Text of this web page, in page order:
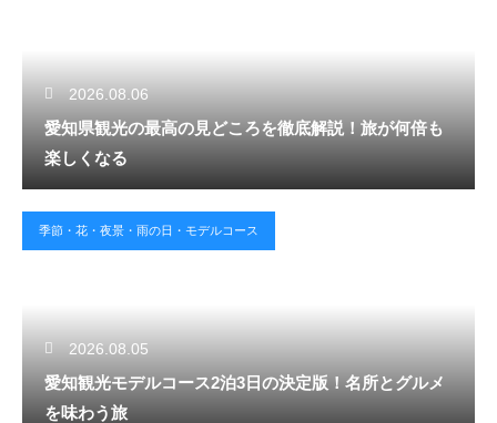
2026.08.06
愛知県観光の最高の見どころを徹底解説！旅が何倍も
楽しくなる
季節・花・夜景・雨の日・モデルコース
2026.08.05
愛知観光モデルコース2泊3日の決定版！名所とグルメ
を味わう旅